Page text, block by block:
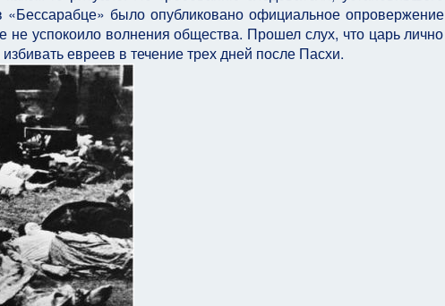
«Бессарабце» было опубликовано официальное опровержение
успокоило волнения общества. Прошел слух, что царь лично
евреев в течение трех дней после Пасхи.